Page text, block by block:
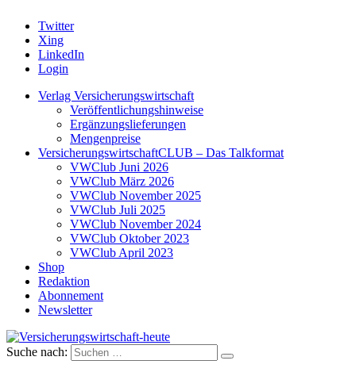
Twitter
Xing
LinkedIn
Login
Verlag Versicherungswirtschaft
Veröffentlichungshinweise
Ergänzungslieferungen
Mengenpreise
VersicherungswirtschaftCLUB – Das Talkformat
VWClub Juni 2026
VWClub März 2026
VWClub November 2025
VWClub Juli 2025
VWClub November 2024
VWClub Oktober 2023
VWClub April 2023
Shop
Redaktion
Abonnement
Newsletter
Versicherungswirtschaft-heute
Suche nach: